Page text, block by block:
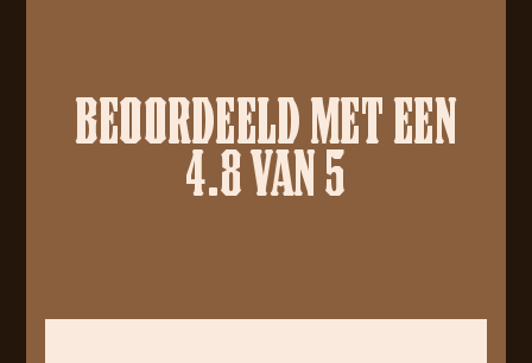
BEOORDEELD MET EEN
4.8 VAN 5